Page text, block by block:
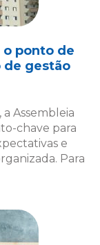
Assembleia
chave para
Para